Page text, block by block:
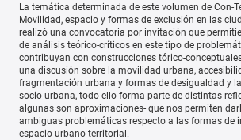
La temática determinada de este volumen de Con-
Movilidad, espacio y formas de exclusión en las
realizó una convocatoria por invitación que
de análisis teórico-críticos en este tipo de
contribuyan con construcciones tórico-
una discusión sobre la movilidad urbana,
fragmentación urbana y formas de desigualdad y
socio-urbana, todo ello forma parte de distintas
algunas son aproximaciones- que nos permiten
ambiguas problemáticas respecto a las formas de
espacio urbano-territorial.